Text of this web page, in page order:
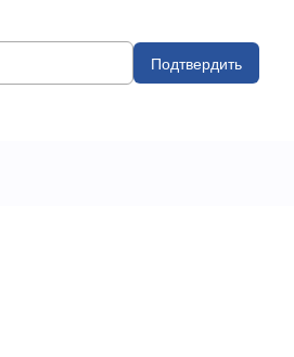
Подтвердить